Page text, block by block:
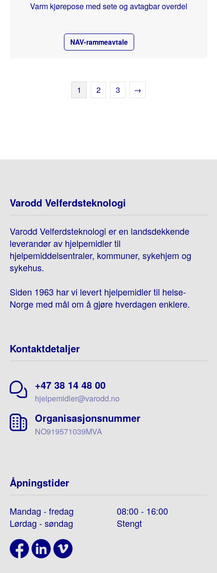
NAV-rammeavtale
Varm kjørepose med sete og avtagbar overdel
1 2 3 →
Varodd Velferdsteknologi
Varodd Velferdsteknologi er en landsdekkende
leverandør av hjelpemidler til
hjelpemiddelsentraler, kommuner, sykehjem og
sykehus.
Siden 1963 har vi levert hjelpemidler til helse-
Norge med mål om å gjøre hverdagen enklere.
Kontaktdetaljer
+47 38 14 48 00
hjelpemidler@varodd.no
Organisasjonsnummer
NO919571039MVA
Åpningstider
Mandag - fredag
08:00 - 16:00
Lørdag - søndag
Stengt